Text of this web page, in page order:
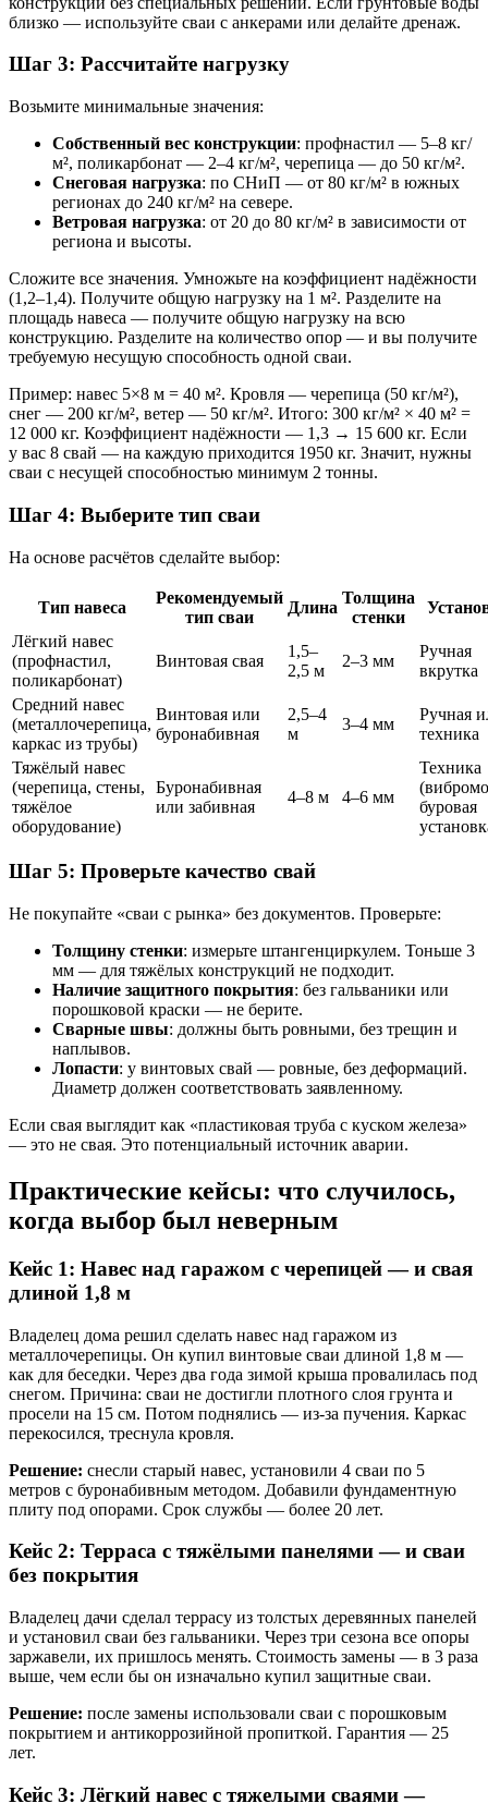
близко — используйте сваи с анкерами или делайте дренаж.
Шаг 3: Рассчитайте нагрузку
Возьмите минимальные значения:
Собственный вес конструкции: профнастил — 5–8 кг/
м², поликарбонат — 2–4 кг/м², черепица — до 50 кг/м².
Снеговая нагрузка: по СНиП — от 80 кг/м² в южных
регионах до 240 кг/м² на севере.
Ветровая нагрузка: от 20 до 80 кг/м² в зависимости от
региона и высоты.
Сложите все значения. Умножьте на коэффициент надёжности
(1,2–1,4). Получите общую нагрузку на 1 м². Разделите на
площадь навеса — получите общую нагрузку на всю
конструкцию. Разделите на количество опор — и вы получите
требуемую несущую способность одной сваи.
Пример: навес 5×8 м = 40 м². Кровля — черепица (50 кг/м²),
снег — 200 кг/м², ветер — 50 кг/м². Итого: 300 кг/м² × 40 м² =
12 000 кг. Коэффициент надёжности — 1,3 → 15 600 кг. Если
у вас 8 свай — на каждую приходится 1950 кг. Значит, нужны
сваи с несущей способностью минимум 2 тонны.
Шаг 4: Выберите тип сваи
На основе расчётов сделайте выбор:
Тип навеса
Рекомендуемый
тип сваи
Длина
Толщина
стенки
Лёгкий навес
(профнастил,
поликарбонат)
Винтовая свая
1,5–
2,5 м
2–3 мм
Ручная
вкрутка
Средний навес
(металлочерепица,
каркас из трубы)
Винтовая или
буронабивная
2,5–4
м
3–4 мм
Ручная
техника
Тяжёлый навес
(черепица, стены,
тяжёлое
оборудование)
Буронабивная
или забивная
4–8 м 4–6 мм
Техника
буровая
Шаг 5: Проверьте качество свай
Не покупайте «сваи с рынка» без документов. Проверьте:
Толщину стенки: измерьте штангенциркулем. Тоньше 3
мм — для тяжёлых конструкций не подходит.
Наличие защитного покрытия: без гальваники или
порошковой краски — не берите.
Сварные швы: должны быть ровными, без трещин и
наплывов.
Лопасти: у винтовых свай — ровные, без деформаций.
Диаметр должен соответствовать заявленному.
Если свая выглядит как «пластиковая труба с куском железа»
— это не свая. Это потенциальный источник аварии.
Практические кейсы: что случилось,
когда выбор был неверным
Кейс 1: Навес над гаражом с черепицей — и свая
длиной 1,8 м
Владелец дома решил сделать навес над гаражом из
металлочерепицы. Он купил винтовые сваи длиной 1,8 м —
как для беседки. Через два года зимой крыша провалилась под
снегом. Причина: сваи не достигли плотного слоя грунта и
просели на 15 см. Потом поднялись — из-за пучения. Каркас
перекосился, треснула кровля.
Решение: снесли старый навес, установили 4 сваи по 5
метров с буронабивным методом. Добавили фундаментную
плиту под опорами. Срок службы — более 20 лет.
Кейс 2: Терраса с тяжёлыми панелями — и сваи
без покрытия
Владелец дачи сделал террасу из толстых деревянных панелей
и установил сваи без гальваники. Через три сезона все опоры
заржавели, их пришлось менять. Стоимость замены — в 3 раза
выше, чем если бы он изначально купил защитные сваи.
Решение: после замены использовали сваи с порошковым
покрытием и антикоррозийной пропиткой. Гарантия — 25
лет.
Кейс 3: Лёгкий навес с тяжелыми сваями —